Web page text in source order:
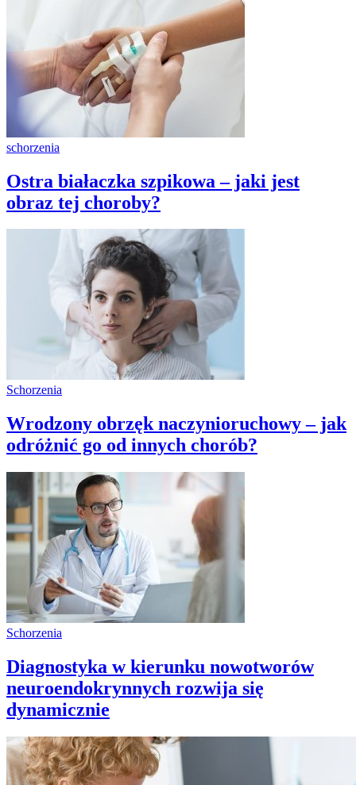
schorzenia
Ostra białaczka szpikowa – jaki jest
obraz tej choroby?
Schorzenia
Wrodzony obrzęk naczynioruchowy – jak
odróżnić go od innych chorób?
Schorzenia
Diagnostyka w kierunku nowotworów
neuroendokrynnych rozwija się
dynamicznie